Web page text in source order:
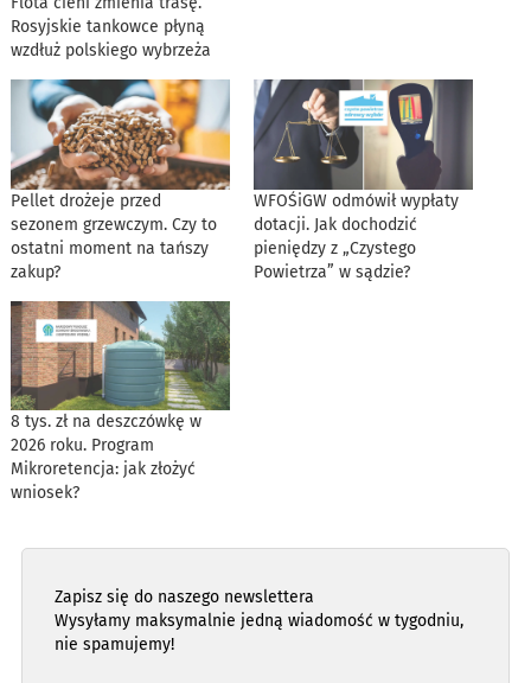
Rosyjskie tankowce płyną
wzdłuż polskiego wybrzeża
Pellet drożeje przed
sezonem grzewczym. Czy to
ostatni moment na tańszy
zakup?
WFOŚiGW odmówił wypłaty
dotacji. Jak dochodzić
pieniędzy z „Czystego
Powietrza” w sądzie?
8 tys. zł na deszczówkę w
2026 roku. Program
Mikroretencja: jak złożyć
wniosek?
Zapisz się do naszego newslettera
Wysyłamy maksymalnie jedną wiadomość w tygodniu,
nie spamujemy!